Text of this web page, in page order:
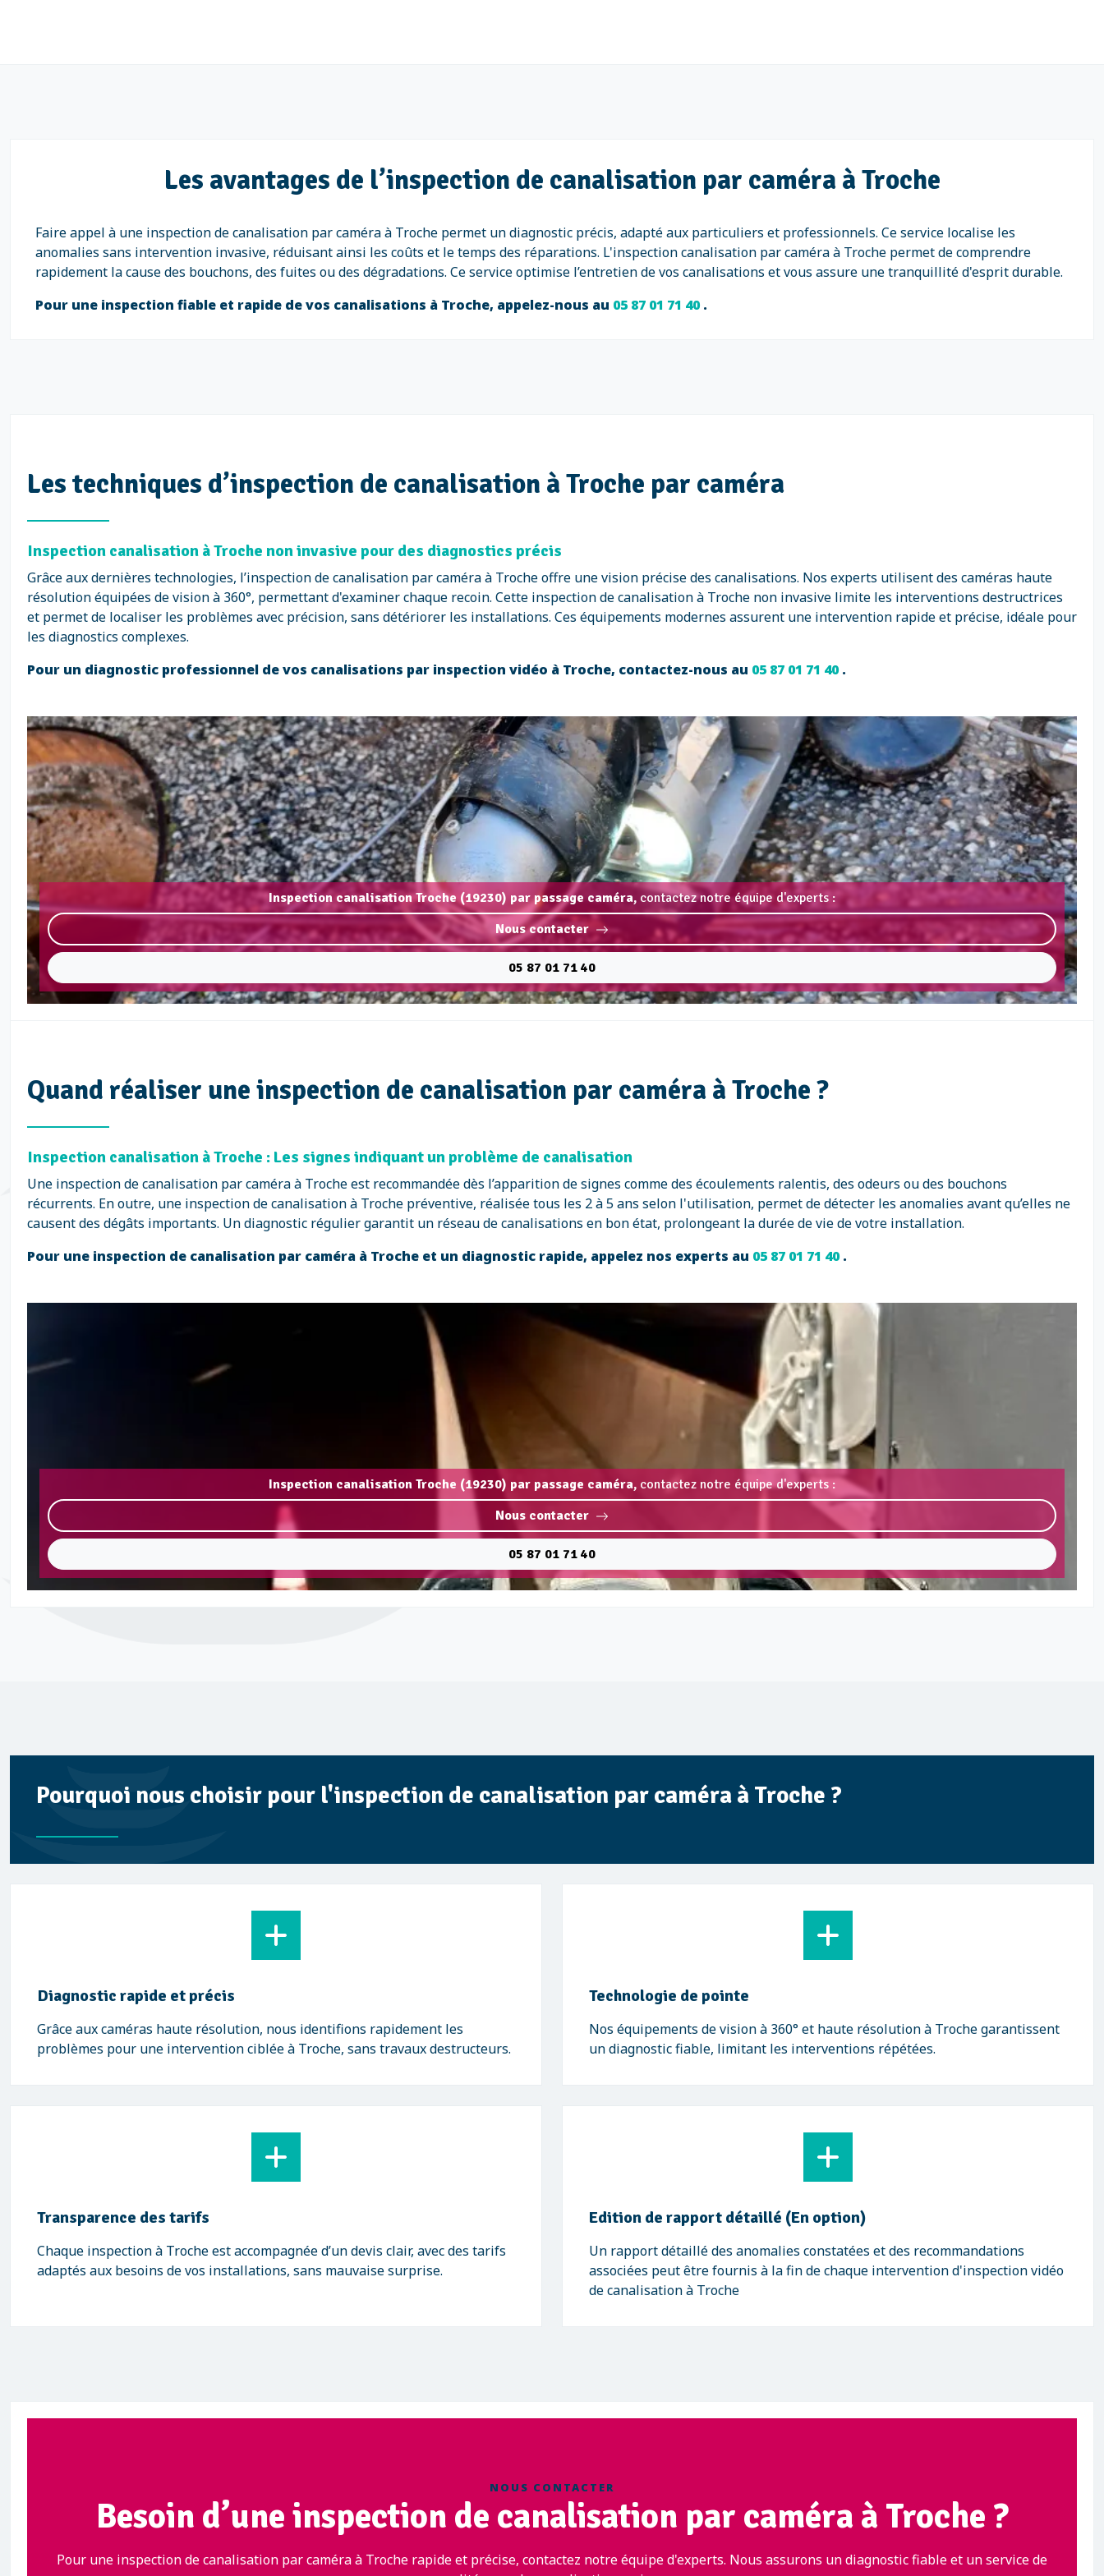
Les avantages de l’inspection de canalisation par caméra à Troche
Faire appel à une inspection de canalisation par caméra à Troche permet un diagnostic précis, adapté aux particuliers et professionnels. Ce service localise les
anomalies sans intervention invasive, réduisant ainsi les coûts et le temps des réparations. L'inspection canalisation par caméra à Troche permet de comprendre
rapidement la cause des bouchons, des fuites ou des dégradations. Ce service optimise l’entretien de vos canalisations et vous assure une tranquillité d'esprit durable.
Pour une inspection fiable et rapide de vos canalisations à Troche, appelez-nous au 05 87 01 71 40.
Les techniques d’inspection de canalisation à Troche par caméra
Inspection canalisation à Troche non invasive pour des diagnostics précis
Grâce aux dernières technologies, l’inspection de canalisation par caméra à Troche offre une vision précise des canalisations. Nos experts utilisent des caméras haute
résolution équipées de vision à 360°, permettant d'examiner chaque recoin. Cette inspection de canalisation à Troche non invasive limite les interventions destructrices
et permet de localiser les problèmes avec précision, sans détériorer les installations. Ces équipements modernes assurent une intervention rapide et précise, idéale pour
les diagnostics complexes.
Pour un diagnostic professionnel de vos canalisations par inspection vidéo à Troche, contactez-nous au 05 87 01 71 40.
Inspection canalisation Troche (19230) par passage caméra, contactez notre équipe d'experts :
Nous contacter
05 87 01 71 40
Quand réaliser une inspection de canalisation par caméra à Troche ?
Inspection canalisation à Troche : Les signes indiquant un problème de canalisation
Une inspection de canalisation par caméra à Troche est recommandée dès l’apparition de signes comme des écoulements ralentis, des odeurs ou des bouchons
récurrents. En outre, une inspection de canalisation à Troche préventive, réalisée tous les 2 à 5 ans selon l'utilisation, permet de détecter les anomalies avant qu’elles ne
causent des dégâts importants. Un diagnostic régulier garantit un réseau de canalisations en bon état, prolongeant la durée de vie de votre installation.
Pour une inspection de canalisation par caméra à Troche et un diagnostic rapide, appelez nos experts au 05 87 01 71 40.
Inspection canalisation Troche (19230) par passage caméra, contactez notre équipe d'experts :
Nous contacter
05 87 01 71 40
Pourquoi nous choisir pour l'inspection de canalisation par caméra à Troche ?
Diagnostic rapide et précis
Grâce aux caméras haute résolution, nous identifions rapidement les
problèmes pour une intervention ciblée à Troche, sans travaux destructeurs.
Technologie de pointe
Nos équipements de vision à 360° et haute résolution à Troche garantissent
un diagnostic fiable, limitant les interventions répétées.
Transparence des tarifs
Chaque inspection à Troche est accompagnée d’un devis clair, avec des tarifs
adaptés aux besoins de vos installations, sans mauvaise surprise.
Edition de rapport détaillé (En option)
Un rapport détaillé des anomalies constatées et des recommandations
associées peut être fournis à la fin de chaque intervention d'inspection vidéo
de canalisation à Troche
NOUS CONTACTER
Besoin d’une inspection de canalisation par caméra à Troche ?
Pour une inspection de canalisation par caméra à Troche rapide et précise, contactez notre équipe d'experts. Nous assurons un diagnostic fiable et un service de